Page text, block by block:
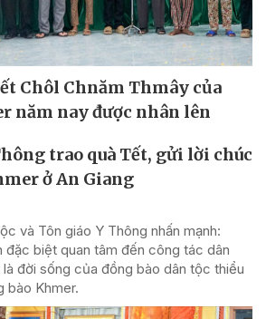
Chôl Chnăm Thmây của
năm nay được nhân lên
trao quà Tết, gửi lời chúc
ở An Giang
và Tôn giáo Y Thông nhấn mạnh:
đặc biệt quan tâm đến công tác dân
đời sống của đồng bào dân tộc thiểu
bào Khmer.